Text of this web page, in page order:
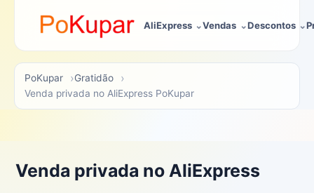
AliExpress Vendas Descontos
PoKupar
Gratidão
Venda privada no AliExpress PoKupar
Venda privada no AliExpress